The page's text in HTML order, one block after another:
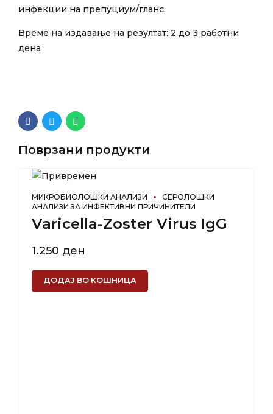
инфекции на препуциум/гланс.
Време на издавање на резултат: 2 до 3 работни
дена
Поврзани продукти
МИКРОБИОЛОШКИ АНАЛИЗИ
СЕРОЛОШКИ
АНАЛИЗИ ЗА ИНФЕКТИВНИ ПРИЧИНИТЕЛИ
Varicella-Zoster Virus IgG
1.250 ден
ДОДАЈ ВО КОШНИЦА